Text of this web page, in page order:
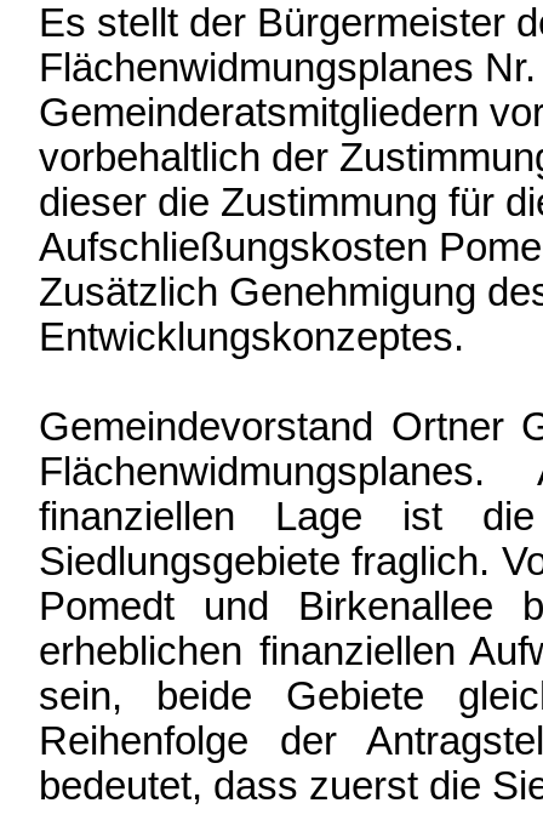
Es stellt der Bürgermeister
Flächenwidmungsplanes
Gemeinderatsmitgliedern
vorbehaltlich der
dieser die Zustimmung für
Aufschließungskosten
Zusätzlich Genehmigung
Entwicklungskonzeptes.
Gemeindevorstand Ortner
finanziellen Lage ist die
Siedlungsgebiete fraglich.
Pomedt und Birkenallee
erheblichen finanziellen
sein, beide Gebiete
Reihenfolge der
bedeutet, dass zuerst die